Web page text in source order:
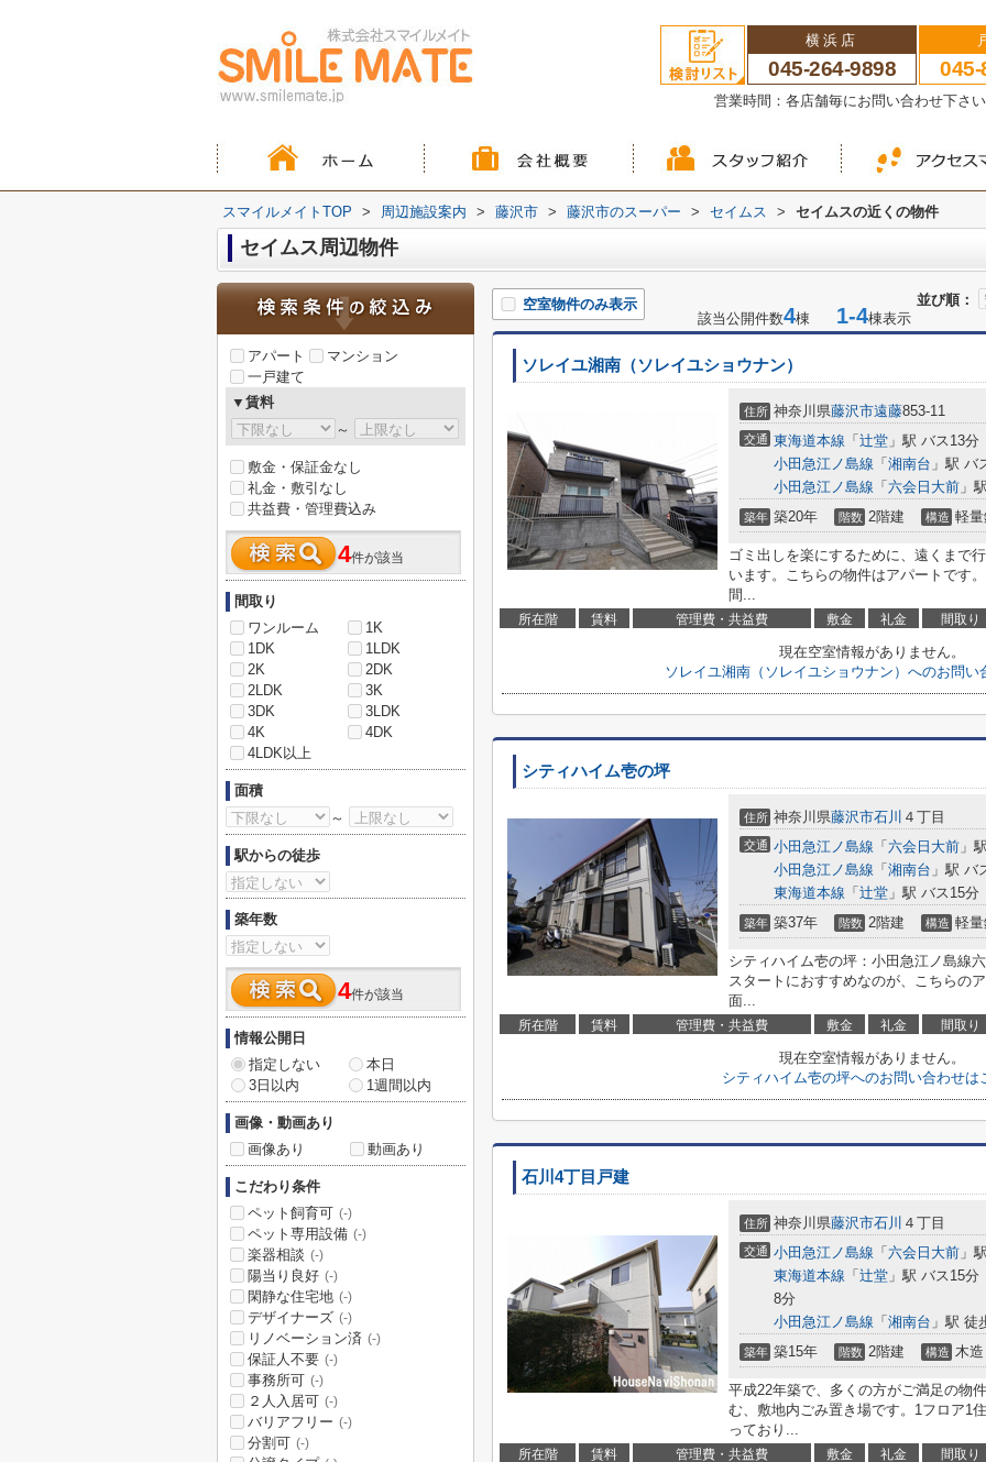
横浜店
045-264-9898 045-
営業時間：各店舗毎にお問い合わせ下
スマイルメイトTOP > 周辺施設案内 > 藤沢市 > 藤沢市のスーパー > セイムス > セイムスの近くの物件
セイムス周辺物件
並び順：
空室物件のみ表示
該当公開件数4棟 1-4棟表示
ソレイユ湘南（ソレイユショウナン）
住所 神奈川県藤沢市遠藤853-11
交通 東海道本線 「 辻堂 」駅 バス13
小田急江ノ島線 「 湘南台 」駅 バ
小田急江ノ島線 「 六会日大前 」
築年 築20年 階数 2階建 構造 軽
ゴミ出しを楽にするために、遠くまで
います。こちらの物件はアパートです
間...
所在階 賃料 管理費・共益費 敷金 礼金 間取り
現在空室情報がありません。
ソレイユ湘南（ソレイユショウナン）へのお問い
シティハイム壱の坪
住所 神奈川県藤沢市石川 ４丁目
交通 小田急江ノ島線 「 六会日大前 」
小田急江ノ島線 「 湘南台 」駅 バ
東海道本線 「 辻堂 」駅 バス15
築年 築37年 階数 2階建 構造 軽
シティハイム壱の坪：小田急江ノ島線
スタートにおすすめなのが、こちらの
面...
所在階 賃料 管理費・共益費 敷金 礼金 間取り
現在空室情報がありません。
シティハイム壱の坪へのお問い合わせは
石川4丁目戸建
住所 神奈川県藤沢市石川 ４丁目
交通 小田急江ノ島線 「 六会日大前 」
東海道本線 「 辻堂 」駅 バス15
8分
小田急江ノ島線 「 湘南台 」駅 徒
築年 築15年 階数 2階建 構造 木造
平成22年築で、多くの方がご満足の物
む、敷地内ごみ置き場です。1フロア1
っており...
所在階 賃料 管理費・共益費 敷金 礼金 間取り
アパート
マンション
一戸建て
▼賃料
～
敷金・保証金なし
礼金・敷引なし
共益費・管理費込み
4件が該当
間取り
ワンルーム
1K
1DK
1LDK
2K
2DK
2LDK
3K
3DK
3LDK
4K
4DK
4LDK以上
面積
～
駅からの徒歩
築年数
4件が該当
情報公開日
指定しない
本日
3日以内
1週間以内
画像・動画あり
画像あり
動画あり
こだわり条件
ペット飼育可 (-)
ペット専用設備 (-)
楽器相談 (-)
陽当り良好 (-)
閑静な住宅地 (-)
デザイナーズ (-)
リノベーション済 (-)
保証人不要 (-)
事務所可 (-)
２人入居可 (-)
バリアフリー (-)
分割可 (-)